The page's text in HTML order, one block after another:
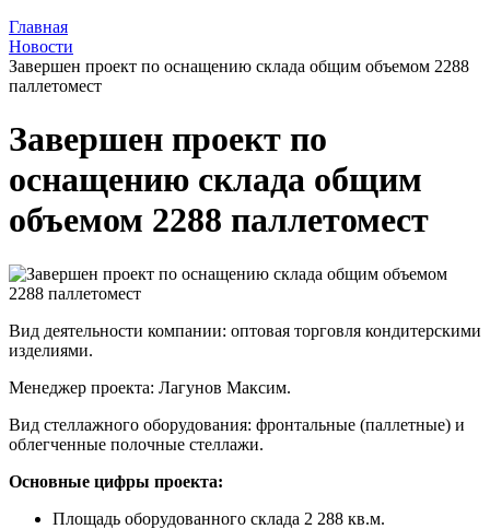
Главная
Новости
Завершен проект по оснащению склада общим объемом 2288
паллетомест
Завершен проект по
оснащению склада общим
объемом 2288 паллетомест
Вид деятельности компании: оптовая торговля кондитерскими
изделиями.
Менеджер проекта: Лагунов Максим.
Вид стеллажного оборудования: фронтальные (паллетные) и
облегченные полочные стеллажи.
Основные цифры проекта:
Площадь оборудованного склада 2 288 кв.м.